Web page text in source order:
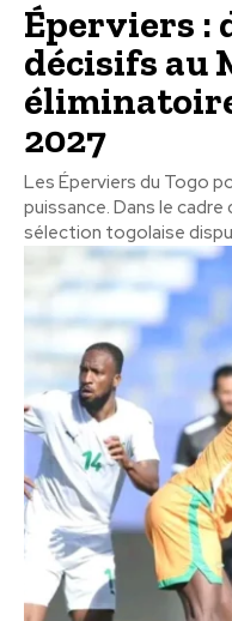
Éperviers :
décisifs au
2027
Les Éperviers du Togo
puissance. Dans le cadre
sélection togolaise